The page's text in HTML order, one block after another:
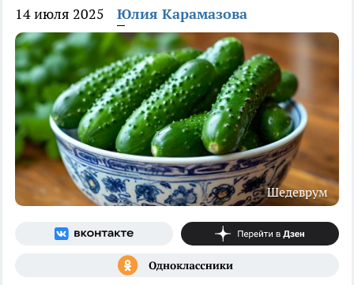
14 июля 2025 Юлия Карамазова
Шедеврум